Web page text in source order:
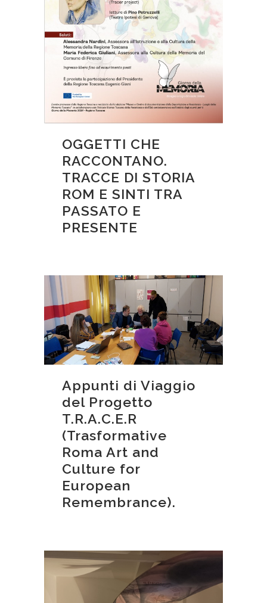
OGGETTI CHE
RACCONTANO.
TRACCE DI STORIA
ROM E SINTI TRA
PASSATO E
PRESENTE
Appunti di Viaggio
del Progetto
T.R.A.C.E.R
(Trasformative
Roma Art and
Culture for
European
Remembrance).